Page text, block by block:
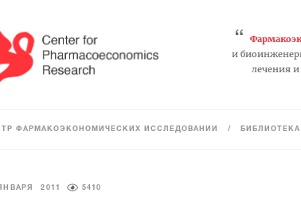
“
и
лечения
ФАРМАКОЭКОНОМИЧЕСКИХ ИССЛЕДОВАНИЙ / БИБЛИОТЕКА
2011 5410